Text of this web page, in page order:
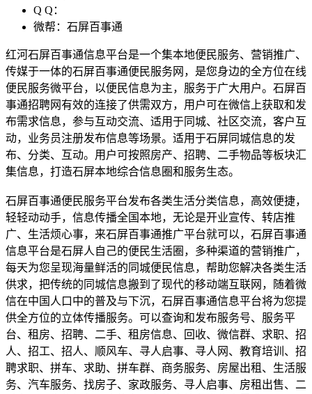
Q Q：
微帮：石屏百事通
红河石屏百事通信息平台是一个集本地便民服务、营销推广、
传媒于一体的石屏百事通便民服务网，是您身边的全方位在线
便民服务微平台，以便民信息为主，服务于广大用户。石屏百
事通招聘网有效的连接了供需双方，用户可在微信上获取和发
布需求信息，参与互动交流、适用于同城、社区交流，客户互
动，业务员注册发布信息等场景。适用于石屏同城信息的发
布、分类、互动。用户可按照房产、招聘、二手物品等板块汇
集信息，打造石屏本地综合信息圈和服务生态。
石屏百事通便民服务平台发布各类生活分类信息，高效便捷，
轻轻动动手，信息传播全国本地，无论是开业宣传、转店推
广、生活烦心事，来石屏百事通推广平台就可以，石屏百事通
信息平台是石屏人自己的便民生活圈，多种渠道的营销推广，
每天为您呈现海量鲜活的同城便民信息，帮助您解决各类生活
供求，把传统的同城信息搬到了现代的移动端互联网，随着微
信在中国人口中的普及与下沉，石屏百事通信息平台将为您提
供全方位的立体传播服务。可以查询和发布服务号、服务平
台、租房、招聘、二手、租房信息、回收、微信群、求职、招
人、招工、招人、顺风车、寻人启事、寻人网、教育培训、招
聘求职、拼车、求助、拼车群、商务服务、房屋出租、生活服
务、汽车服务、找房子、家政服务、寻人启事、房租出售、二